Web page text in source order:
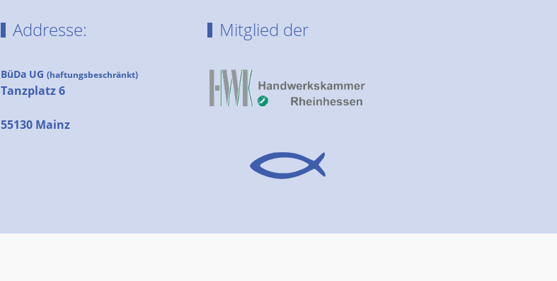
Addresse:
BüDa UG (haftungsbeschränkt)
Tanzplatz 6
55130 Mainz
Mitglied der